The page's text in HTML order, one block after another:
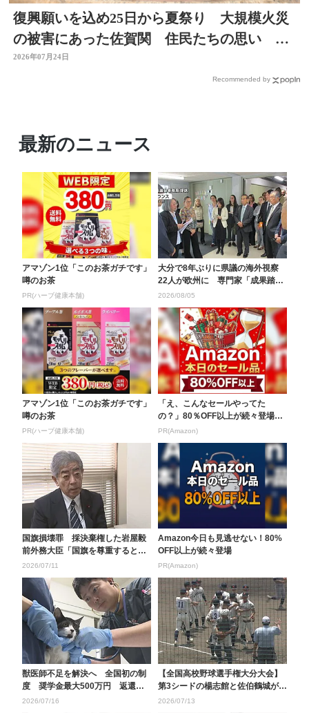
復興願いを込め25日から夏祭り 大規模火災
の被害にあった佐賀関 住民たちの思い 大
分
2026年07月24日
Recommended by
最新のニュース
アマゾン1位「このお茶ガチです」
噂のお茶
PR(ハーブ健康本舗)
大分で8年ぶりに県議の海外視察
22人が欧州に 専門家「成果踏ま
えて具体的なアク...
2026/08/05
アマゾン1位「このお茶ガチです」
噂のお茶
PR(ハーブ健康本舗)
「え、こんなセールやってた
の？」80％OFF以上が続々登場！
Amazonの本気が...
PR(Amazon)
国旗損壊罪 採決棄権した岩屋毅
前外務大臣「国旗を尊重するとい
う意識は自然な形で育...
2026/07/11
Amazon今日も見逃せない！80%
OFF以上が続々登場
PR(Amazon)
獣医師不足を解決へ 全国初の制
度 奨学金最大500万円 返還を
肩代わり 大分
2026/07/16
【全国高校野球選手権大分大会】
第3シードの楊志館と佐伯鶴城が白
熱のゲーム 13日...
2026/07/13